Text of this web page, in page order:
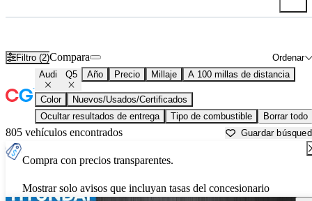
Filtro (2) Ordenar
Compara
Audi Q5 Año Precio Millaje A 100 millas de distancia
Color
Nuevos/Usados/Certificados
Ocultar resultados de entrega
Tipo de combustible Borrar todo
805 vehículos encontrados Guardar
Compra con precios transparentes.
Mostrar solo avisos que incluyan tasas del concesionario